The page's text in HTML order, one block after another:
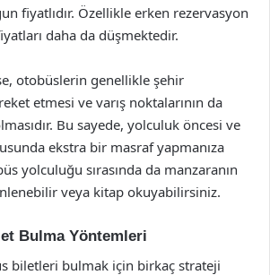
fiyatlıdır. Özellikle erken rezervasyon
daha da düşmektedir.
otobüslerin genellikle şehir
etmesi ve varış noktalarının da
Bu sayede, yolculuk öncesi ve
ekstra bir masraf yapmanıza
yolculuğu sırasında da manzaranın
veya kitap okuyabilirsiniz.
Bulma Yöntemleri
biletleri bulmak için birkaç strateji